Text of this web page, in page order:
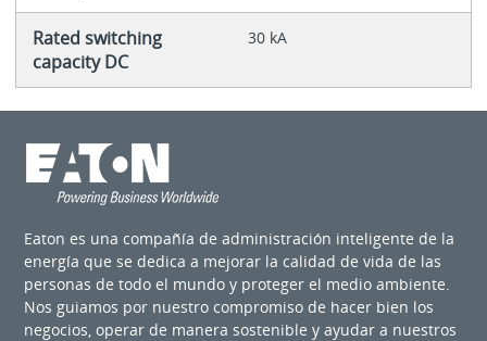
Rated switching
capacity DC
30 kA
Eaton es una compañía de administración inteligente de la
energía que se dedica a mejorar la calidad de vida de las
personas de todo el mundo y proteger el medio ambiente.
Nos guiamos por nuestro compromiso de hacer bien los
negocios, operar de manera sostenible y ayudar a nuestros